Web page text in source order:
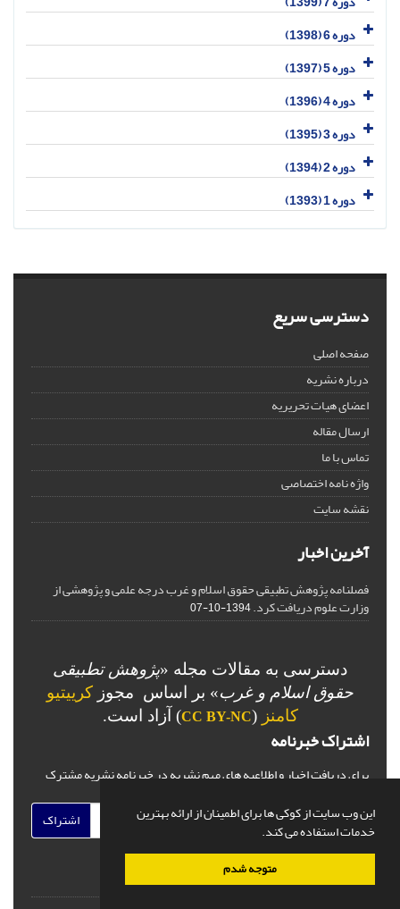
این وب سایت از کوکی ها برای اطمینان از ارائه بهترین
خدمات استفاده می کند.
متوجه شدم
دوره 6 (1398)
دوره 5 (1397)
دوره 4 (1396)
دوره 3 (1395)
دوره 2 (1394)
دوره 1 (1393)
دسترسی سریع
صفحه اصلی
درباره نشریه
اعضای هیات تحریریه
ارسال مقاله
تماس با ما
واژه نامه اختصاصی
نقشه سایت
آخرین اخبار
فصلنامه پژوهش تطبیقی حقوق اسلام و غرب درجه علمی و پژوهشی از
وزارت علوم دریافت کرد.1394-10-07
دسترسی به مقالات مجله «پژوهش تطبیقی
حقوق اسلام و غرب» بر اساس مجوز کرییتیو
کامنز (
CC BY-NC) آزاد است.
اشتراک خبرنامه
برای دریافت اخبار و اطلاعیه های مهم نشریه در خبرنامه نشریه مشترک
اشتراک